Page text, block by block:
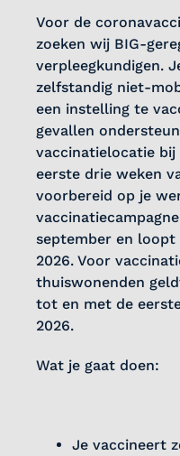
Voor de
zoeken wij BIG-
verpleegkundigen.
zelfstandig niet-
een instelling te
gevallen
vaccinatielocatie
eerste drie weken
voorbereid op je
september en
2026. Voor
thuiswonenden
tot en met de
2026.
Wat je gaat doen:
Je vaccineert